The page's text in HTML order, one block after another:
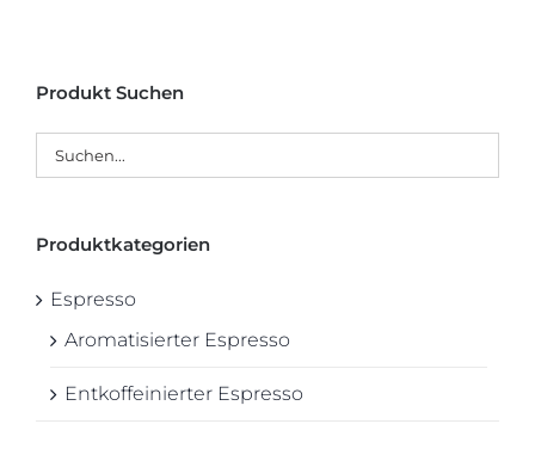
Produkt Suchen
Produktkategorien
Espresso
Aromatisierter Espresso
Entkoffeinierter Espresso